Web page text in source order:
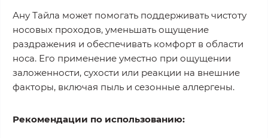
Ану Тайла может помогать поддерживать чистоту
носовых проходов, уменьшать ощущение
раздражения и обеспечивать комфорт в области
носа. Его применение уместно при ощущении
заложенности, сухости или реакции на внешние
факторы, включая пыль и сезонные аллергены.
Рекомендации по использованию: